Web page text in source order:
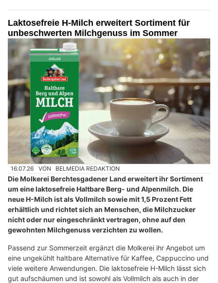
Laktosefreie H-Milch erweitert Sortiment für
unbeschwerten Milchgenuss im Sommer
16.07.26 VON BELMEDIA REDAKTION
Die Molkerei Berchtesgadener Land erweitert ihr Sortiment
um eine laktosefreie Haltbare Berg- und Alpenmilch. Die
neue H-Milch ist als Vollmilch sowie mit 1,5 Prozent Fett
erhältlich und richtet sich an Menschen, die Milchzucker
nicht oder nur eingeschränkt vertragen, ohne auf den
gewohnten Milchgenuss verzichten zu wollen.
Passend zur Sommerzeit ergänzt die Molkerei ihr Angebot um
eine ungekühlt haltbare Alternative für Kaffee, Cappuccino und
viele weitere Anwendungen. Die laktosefreie H-Milch lässt sich
gut aufschäumen und ist sowohl als Vollmilch als auch in der